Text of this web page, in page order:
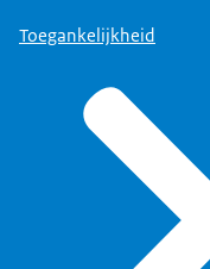
Toegankelijkheid